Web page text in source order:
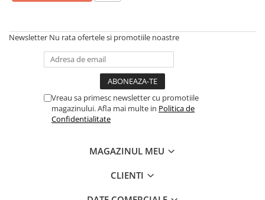
Newsletter Nu rata ofertele si promotiile noastre
Vreau sa primesc newsletter cu promotiile
magazinului. Afla mai multe in Politica de
Confidentialitate
MAGAZINUL MEU
CLIENTI